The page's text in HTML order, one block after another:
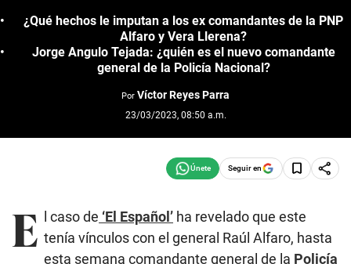
¿Qué hechos le imputan a los ex comandantes de la PNP
Alfaro y Vera Llerena?
Jorge Angulo Tejada: ¿quién es el nuevo comandante
general de la Policía Nacional?
Por Víctor Reyes Parra
23/03/2023, 08:50 a.m.
Seguir en
E l caso de ‘El Español’ ha revelado que este
tenía vínculos con el general Raúl Alfaro, hasta
esta semana comandante general de la Policía